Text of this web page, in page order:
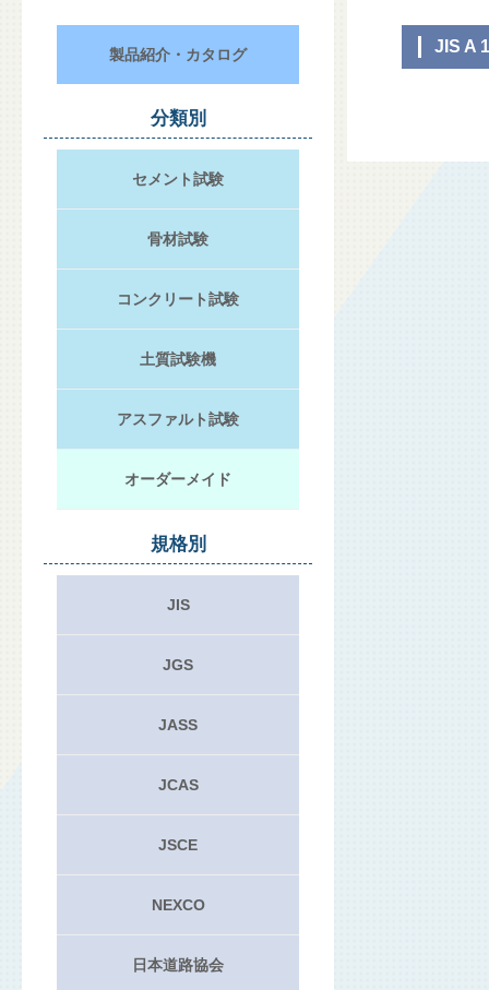
JIS A
製品紹介・カタログ
分類別
セメント試験
骨材試験
コンクリート試験
土質試験機
アスファルト試験
オーダーメイド
規格別
JIS
JGS
JASS
JCAS
JSCE
NEXCO
日本道路協会